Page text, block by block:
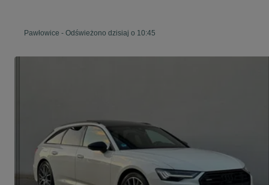
Pawłowice - Odświeżono dzisiaj o 10:45